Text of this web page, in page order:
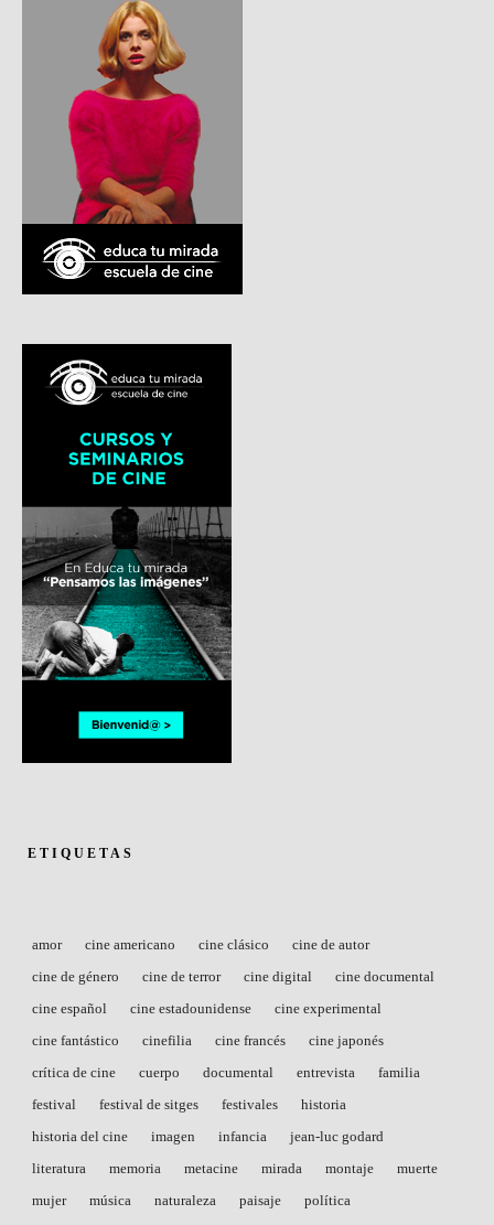
ETIQUETAS
amor cine americano cine clásico
cine de autor
cine de género
cine de terror cine digital
cine documental
cine español
cine estadounidense
cine experimental
cine fantástico
cinefilia cine francés
cine japonés
crítica de cine
cuerpo documental entrevista
familia
festival
festival de sitges festivales
historia
historia del cine
imagen infancia
jean-luc godard
literatura
memoria metacine mirada montaje
muerte
mujer
música naturaleza paisaje
política